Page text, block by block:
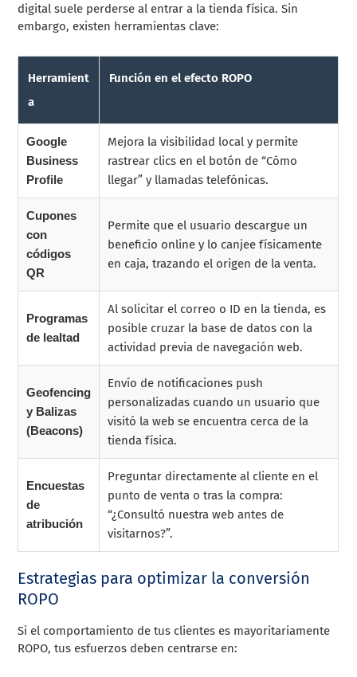
digital suele perderse al entrar a la tienda física. Sin
embargo, existen herramientas clave:
Herramient
a
Función en el efecto ROPO
Google
Business
Profile
Mejora la visibilidad local y permite
rastrear clics en el botón de “Cómo
llegar” y llamadas telefónicas.
Cupones
con
códigos
QR
Permite que el usuario descargue un
beneficio online y lo canjee físicamente
en caja, trazando el origen de la venta.
Programas
de lealtad
Al solicitar el correo o ID en la tienda, es
posible cruzar la base de datos con la
actividad previa de navegación web.
Geofencing
y Balizas
(Beacons)
Envío de notificaciones push
personalizadas cuando un usuario que
visitó la web se encuentra cerca de la
tienda física.
Encuestas
de
atribución
Preguntar directamente al cliente en el
punto de venta o tras la compra:
“¿Consultó nuestra web antes de
visitarnos?”.
Estrategias para optimizar la conversión
ROPO
Si el comportamiento de tus clientes es mayoritariamente
ROPO, tus esfuerzos deben centrarse en: